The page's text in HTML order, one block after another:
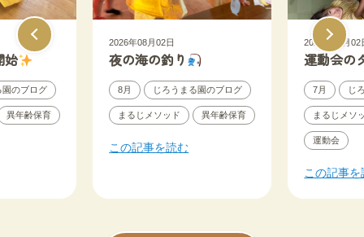
始
園のブログ
異年齢保育
2026年08月02日
夜の海の釣り
8月 じろうまる園のブログ
まるじメソッド 異年齢保育
この記事を読む
2026年08月02
運動会の
7月 じ
まるじメソ
運動会
この記事を